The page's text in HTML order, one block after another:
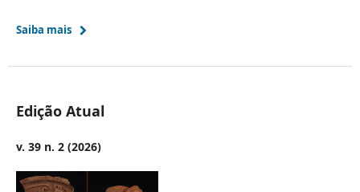
Saiba mais
Edição Atual
v. 39 n. 2 (2026)